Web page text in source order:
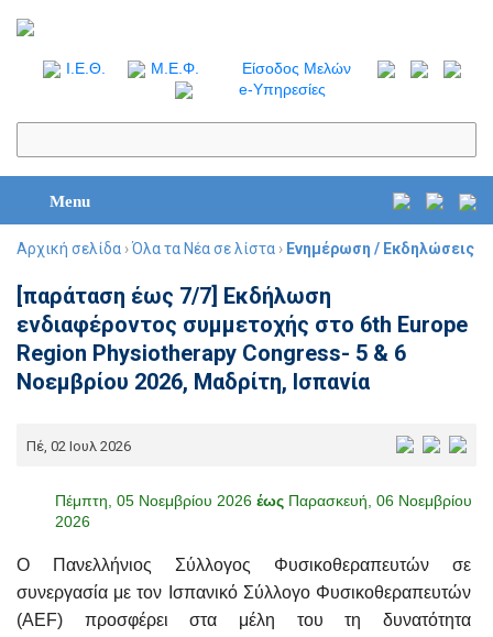
I.Ε.Θ. Μ.Ε.Φ.
Είσοδος Μελών
e-Υπηρεσίες
Menu
Αρχική σελίδα ›Όλα τα Νέα σε λίστα › Ενημέρωση / Εκδηλώσεις
[παράταση έως 7/7] Εκδήλωση
ενδιαφέροντος συμμετοχής στο 6th Europe
Region Physiotherapy Congress- 5 & 6
Νοεμβρίου 2026, Μαδρίτη, Ισπανία
Πέ, 02 Ιουλ 2026
Πέμπτη, 05 Νοεμβρίου 2026 έως Παρασκευή, 06 Νοεμβρίου
2026
Ο Πανελλήνιος Σύλλογος Φυσικοθεραπευτών σε
συνεργασία με τον Ισπανικό Σύλλογο Φυσικοθεραπευτών
(AEF) προσφέρει στα μέλη του τη δυνατότητα